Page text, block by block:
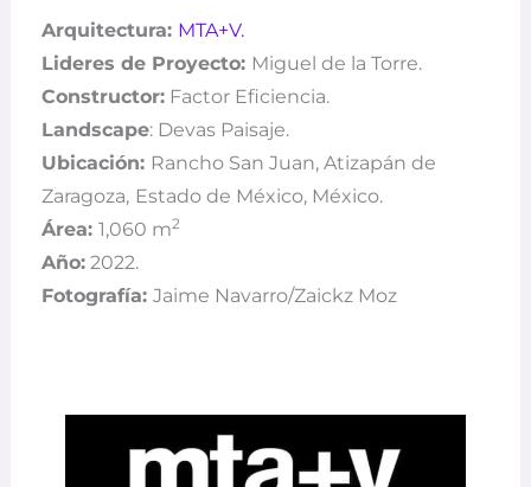
Arquitectura: MTA+V.
Lideres de Proyecto: Miguel de la Torre.
Constructor:Factor Eficiencia.
Landscape: Devas Paisaje.
Ubicación: Rancho San Juan, Atizapán de
Zaragoza, Estado de México, México.
Área: 1,060 m2
Año:2022.
Fotografía: Jaime Navarro/Zaickz Moz